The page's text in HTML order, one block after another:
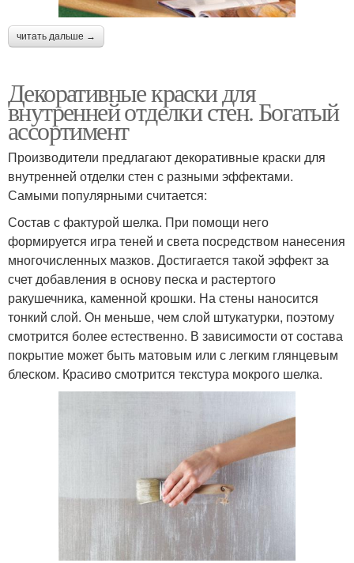
читать дальше →
Декоративные краски для
внутренней отделки стен. Богатый
ассортимент
Производители предлагают декоративные краски для
внутренней отделки стен с разными эффектами.
Самыми популярными считается:
Состав с фактурой шелка. При помощи него
формируется игра теней и света посредством нанесения
многочисленных мазков. Достигается такой эффект за
счет добавления в основу песка и растертого
ракушечника, каменной крошки. На стены наносится
тонкий слой. Он меньше, чем слой штукатурки, поэтому
смотрится более естественно. В зависимости от состава
покрытие может быть матовым или с легким глянцевым
блеском. Красиво смотрится текстура мокрого шелка.